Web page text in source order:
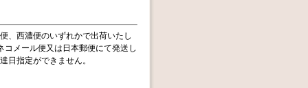
、西濃便のいずれかで出荷いたし
メール便又は日本郵便にて発送し
日指定ができません。